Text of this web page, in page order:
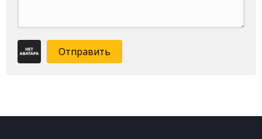
Отправить